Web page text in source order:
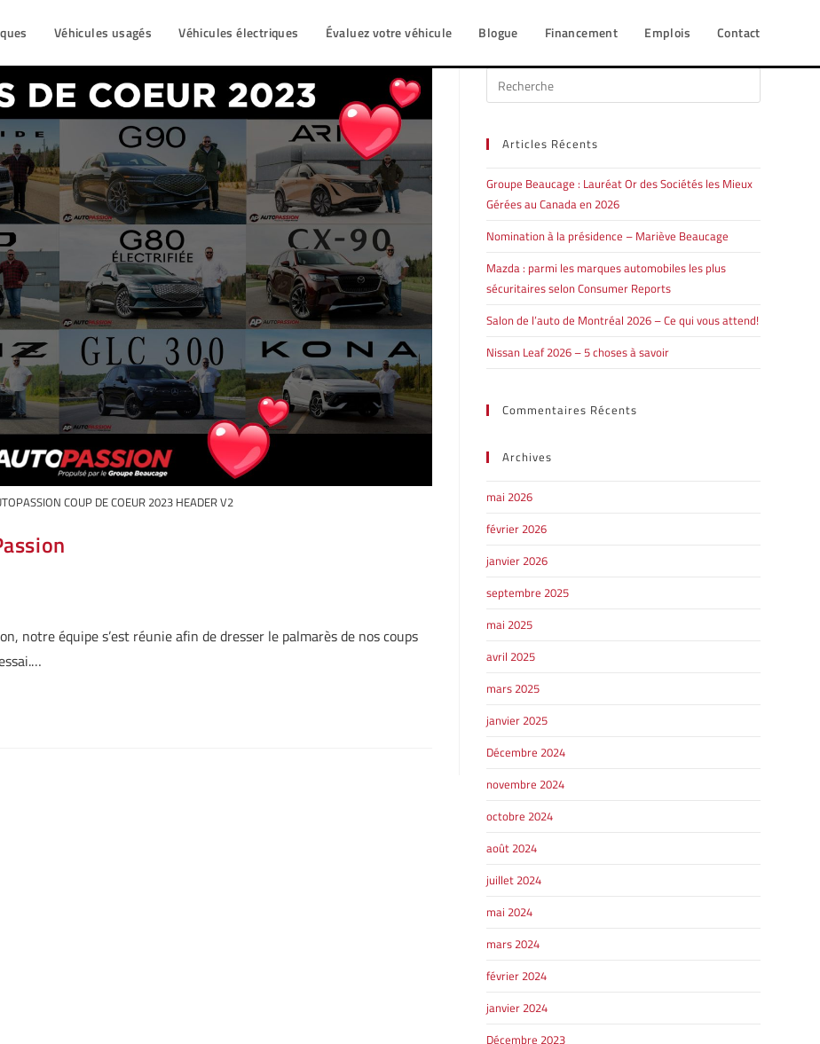
Véhicules usagés Véhicules électriques Évaluez votre véhicule Blogue Financement Emplois Contact
COUP DE COEUR 2023 HEADER V2
notre équipe s’est réunie afin de dresser le palmarès de nos coups
Articles Récents
Groupe Beaucage : Lauréat Or des Sociétés les Mieux
Gérées au Canada en 2026
Nomination à la présidence – Mariève Beaucage
Mazda : parmi les marques automobiles les plus
sécuritaires selon Consumer Reports
Salon de l’auto de Montréal 2026 – Ce qui vous attend!
Nissan Leaf 2026 – 5 choses à savoir
Commentaires Récents
Archives
mai 2026
février 2026
janvier 2026
septembre 2025
mai 2025
avril 2025
mars 2025
janvier 2025
Décembre 2024
novembre 2024
octobre 2024
août 2024
juillet 2024
mai 2024
mars 2024
février 2024
janvier 2024
Décembre 2023